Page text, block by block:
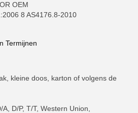
OEM
8 AS4176.8-2010
Termijnen
kleine doos, karton of volgens de
D/P, T/T, Western Union,